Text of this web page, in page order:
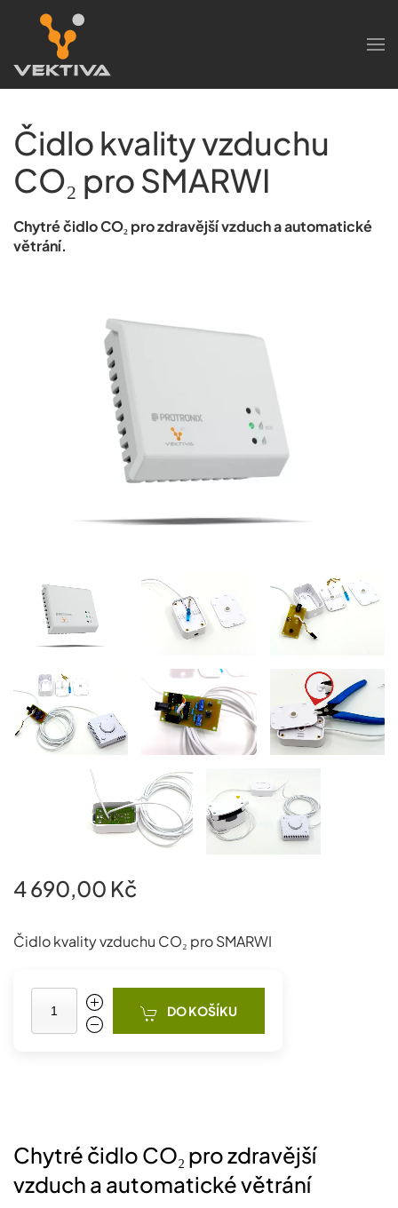
Skip to main content
Čidlo kvality vzduchu
CO₂ pro SMARWI
Chytré čidlo CO₂ pro zdravější vzduch a automatické
větrání.
4 690,00 Kč
Čidlo kvality vzduchu CO₂ pro SMARWI
DO KOŠÍKU
Chytré čidlo CO₂ pro zdravější
vzduch a automatické větrání